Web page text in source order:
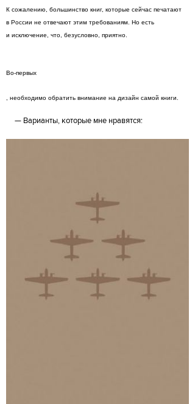
К сожалению, большинство книг, которые сейчас печатают
в России не отвечают этим требованиям. Но есть
и исключение, что, безусловно, приятно.
Во-первых
, необходимо обратить внимание на дизайн самой книги.
Варианты, которые мне нравятся: